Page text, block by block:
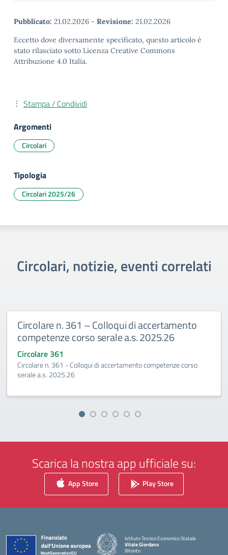
Pubblicato: 21.02.2026 - Revisione: 21.02.2026
Eccetto dove diversamente specificato, questo articolo è
stato rilasciato sotto Licenza Creative Commons
Attribuzione 4.0 Italia.
Stampa / Condividi
Argomenti
Circolari
Tipologia
Circolari 2025/26
Circolari, notizie, eventi correlati
di accertamento
a.s. 2025.26
accertamento competenze corso
Circolare n. 360
2027
Esami integrativi A.S.2026-
Scarica la nostra app ufficiale su:
App Store Play Store
Istituto Tecnico Economico Statale
Vitale Giordano
Bitonto